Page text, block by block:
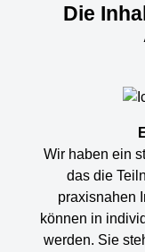
Die
Wir haben ein
das die
praxisnahen
können in
werden. Sie